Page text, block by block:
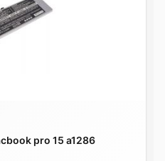
pro 15 a1286